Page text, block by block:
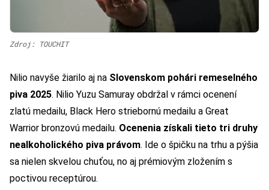
Zdroj: TOUCHIT
Nilio navyše žiarilo aj na Slovenskom pohári remeselného
piva 2025. Nilio Yuzu Samuray obdržal v rámci ocenení
zlatú medailu, Black Hero striebornú medailu a Great
Warrior bronzovú medailu. Ocenenia získali tieto tri druhy
nealkoholického piva právom. Ide o špičku na trhu a pýšia
sa nielen skvelou chuťou, no aj prémiovým zložením s
poctivou receptúrou.